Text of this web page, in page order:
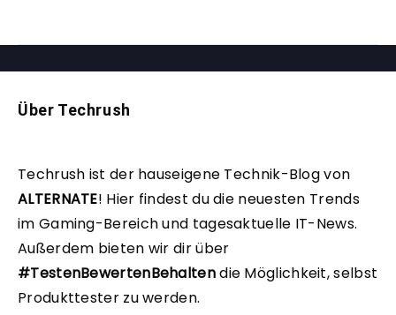
Über Techrush
Techrush ist der hauseigene Technik-Blog von
ALTERNATE! Hier findest du die neuesten Trends
im Gaming-Bereich und tagesaktuelle IT-News.
Außerdem bieten wir dir über
#TestenBewertenBehaltendie Möglichkeit, selbst
Produkttester zu werden.